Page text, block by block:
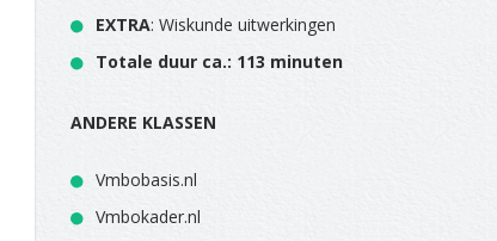
EXTRA: Wiskunde uitwerkingen
Totale duur ca.: 113 minuten
ANDERE KLASSEN
Vmbobasis.nl
Vmbokader.nl